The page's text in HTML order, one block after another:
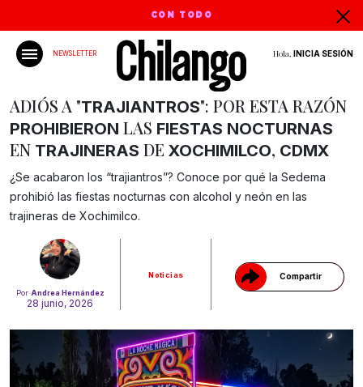
CON TODO
NEWSLETTER Hola, INICIA SESIÓN
Por Andrea Hernández
28 junio, 2026
Noticias Compartir
Gracias!
ADIÓS A "TRAJIANTROS": POR ESTA RAZÓN
PROHIBIERON LAS FIESTAS NOCTURNAS
EN TRAJINERAS DE XOCHIMILCO, CDMX
¿Se acabaron los “trajiantros”? Conoce por qué la Sedema
prohibió las fiestas nocturnas con alcohol y neón en las
trajineras de Xochimilco.